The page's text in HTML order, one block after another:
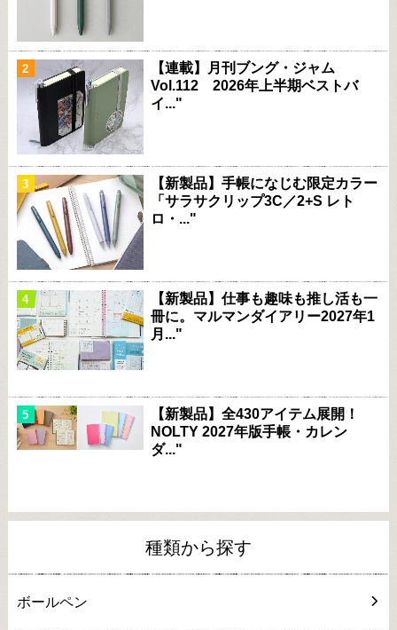
【連載】月刊ブング・ジャム
Vol.112 2026年上半期ベストバ
イ..."
【新製品】手帳になじむ限定カラー
「サラサクリップ3C／2+S レト
ロ・..."
【新製品】仕事も趣味も推し活も一
冊に。マルマンダイアリー2027年1
月..."
【新製品】全430アイテム展開！
NOLTY 2027年版手帳・カレン
ダ..."
種類から探す
ボールペン